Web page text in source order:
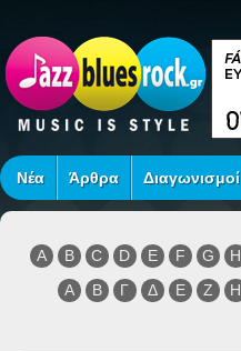
Νέα Άρθρα Διαγωνισμοί
A B C D E F G H
Α
Β Γ Δ Ε Ζ Η